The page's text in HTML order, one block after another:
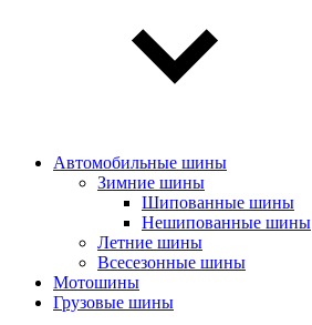
Автомобильные шины
Зимние шины
Шипованные шины
Нешипованные шины
Летние шины
Всесезонные шины
Мотошины
Грузовые шины